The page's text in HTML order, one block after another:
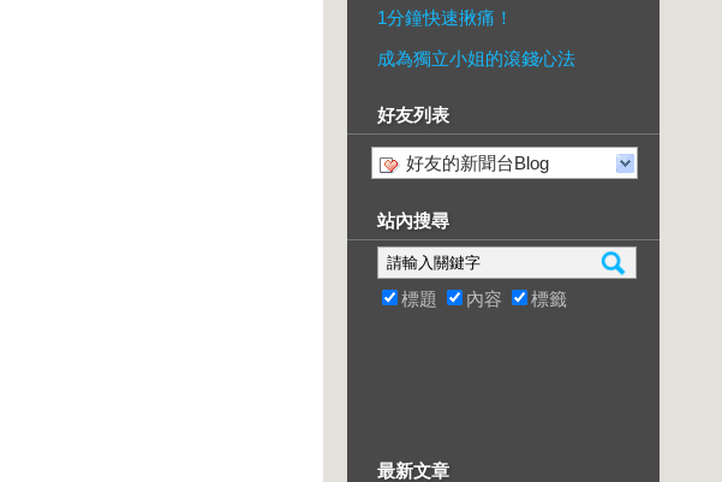
1分鐘快速揪痛！
成為獨立小姐的滾錢心法
好友列表
好友的新聞台Blog
站內搜尋
標題 內容 標籤
最新文章